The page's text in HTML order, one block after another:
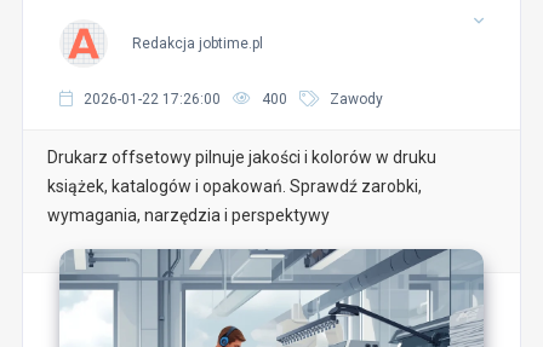
Redakcja jobtime.pl
2026-01-22 17:26:00 400 Zawody
Drukarz offsetowy pilnuje jakości i kolorów w druku
książek, katalogów i opakowań. Sprawdź zarobki,
wymagania, narzędzia i perspektywy